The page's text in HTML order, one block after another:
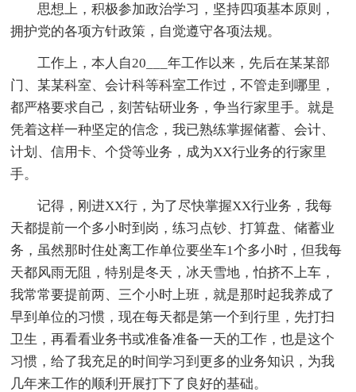
思想上，积极参加政治学习，坚持四项基本原则，
拥护党的各项方针政策，自觉遵守各项法规。
工作上，本人自20___年工作以来，先后在某某部
门、某某科室、会计科等科室工作过，不管走到哪里，
都严格要求自己，刻苦钻研业务，争当行家里手。就是
凭着这样一种坚定的信念，我已熟练掌握储蓄、会计、
计划、信用卡、个贷等业务，成为XX行业务的行家里
手。
记得，刚进XX行，为了尽快掌握XX行业务，我每
天都提前一个多小时到岗，练习点钞、打算盘、储蓄业
务，虽然那时住处离工作单位要坐车1个多小时，但我每
天都风雨无阻，特别是冬天，冰天雪地，怕挤不上车，
我常常要提前两、三个小时上班，就是那时起我养成了
早到单位的习惯，现在每天都是第一个到行里，先打扫
卫生，再看看业务书或准备准备一天的工作，也是这个
习惯，给了我充足的时间学习到更多的业务知识，为我
几年来工作的顺利开展打下了良好的基础。